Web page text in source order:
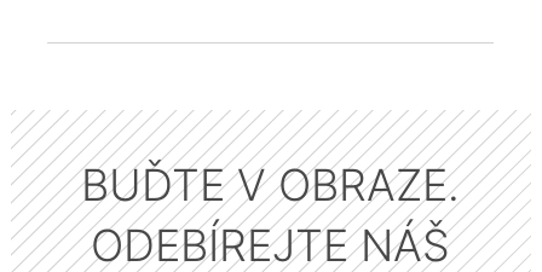
BUĎTE V OBRAZE.
ODEBÍREJTE NÁŠ